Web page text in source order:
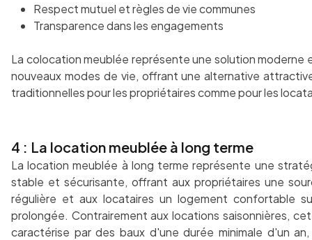
Respect mutuel et règles de vie communes
Transparence dans les engagements
La colocation meublée représente une solution moderne
nouveaux modes de vie, offrant une alternative
traditionnelles pour les propriétaires comme pour les
4 : La location meublée à long terme
La location meublée à long terme représente une
stable et sécurisante, offrant aux propriétaires une
régulière et aux locataires un logement confortable
prolongée. Contrairement aux locations saisonnières,
caractérise par des baux d'une durée minimale d'un